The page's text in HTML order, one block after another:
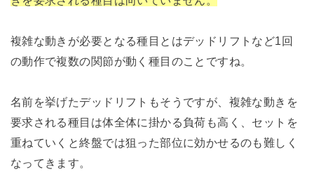
複雑な動きが必要となる種目とはデッドリフトなど1回
の動作で複数の関節が動く種目のことですね。
名前を挙げたデッドリフトもそうですが、複雑な動きを
要求される種目は体全体に掛かる負荷も高く、セットを
重ねていくと終盤では狙った部位に効かせるのも難しく
なってきます。